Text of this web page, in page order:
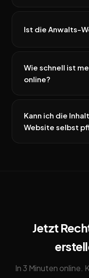
Ist die Anwalts-
Wie schnell ist
online?
Kann ich die
Website selbst
Jetzt
In 3 Minuten online.